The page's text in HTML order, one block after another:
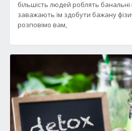
більшість людей роблять банальні
заважають їм здобути бажану
розповімо вам,